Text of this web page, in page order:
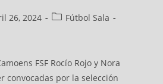
26, 2024
Fútbol Sala
FSF Rocío Rojo y Nora
convocadas por la selección